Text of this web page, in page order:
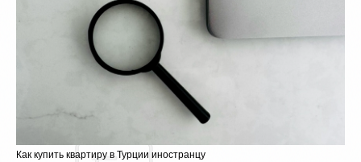
Как купить квартиру в Турции иностранцу